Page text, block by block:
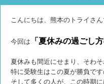
こんにちは、熊本のトライさん
今回は 「夏休みの過ごし
夏休みも間近にせまり、そわ
特に受験生はこの夏が勝負で
そして多くの人が、この時期